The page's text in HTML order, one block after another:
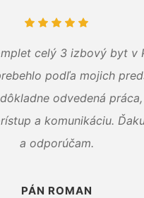
celý 3 izbový byt v
podľa mojich
odvedená
a komunikáciu.
a odporúčam.
PÁN ROMAN